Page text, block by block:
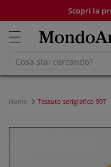
Scopri la
Home Tessuto serigrafico 90T